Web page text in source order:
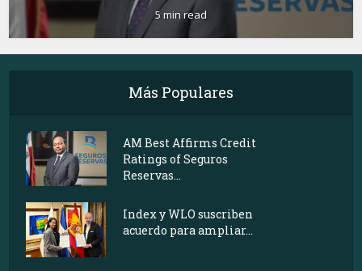
5 min read
Más Populares
AM Best Affirms Credit
Ratings of Seguros
Reservas...
Index y WLO suscriben
acuerdo para ampliar...